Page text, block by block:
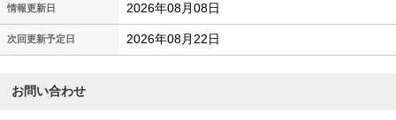
情報更新日 2026年08月08日
次回更新予定日 2026年08月22日
お問い合わせ